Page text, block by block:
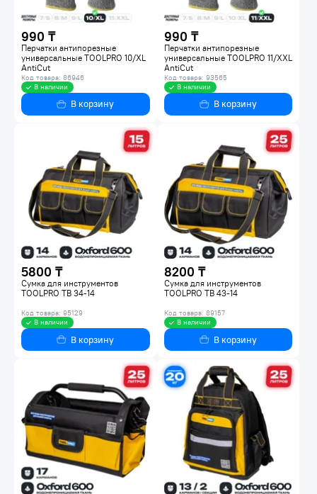
990 ₸
Перчатки антипорезные
универсальные TOOLPRO 10/XL
AntiCut
Код товара: 86946
В наличии
В корзину
990 ₸
Перчатки антипорезные
универсальные TOOLPRO 11/XXL
AntiCut
Код товара: 93565
В наличии
В корзину
5800 ₸
Сумка для инструментов
TOOLPRO TB 34-14
Код товара: 95129
В наличии
В корзину
8200 ₸
Сумка для инструментов
TOOLPRO TB 43-14
Код товара: 89157
В наличии
В корзину